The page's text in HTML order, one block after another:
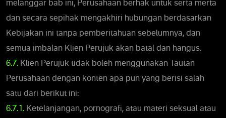
melanggar bab ini, Perusahaan berhak untuk serta merta
dan secara sepihak mengakhiri hubungan berdasarkan
Kebijakan ini tanpa pemberitahuan sebelumnya, dan
semua imbalan Klien Perujuk akan batal dan hangus.
6.7. Klien Perujuk tidak boleh menggunakan Tautan
Perusahaan dengan konten apa pun yang berisi salah
satu dari berikut ini:
6.7.1. Ketelanjangan, pornografi, atau materi seksual atau